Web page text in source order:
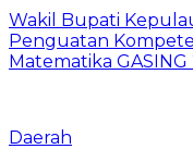
Wakil Bupati
Penguatan
Matematika GASING
Daerah